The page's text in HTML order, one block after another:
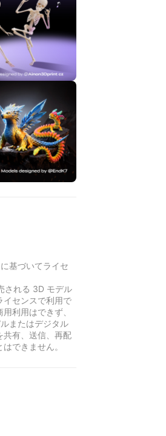
基づいてライセ
される 3D モデル
イセンスで利用で
利用はできず、
またはデジタル
共有、送信、再配
できません。